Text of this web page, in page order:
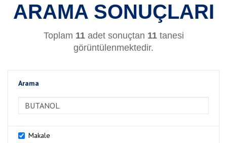
ARAMA SONUÇLARI
Toplam 11adet sonuçtan 11tanesi
görüntülenmektedir.
Arama
Makale